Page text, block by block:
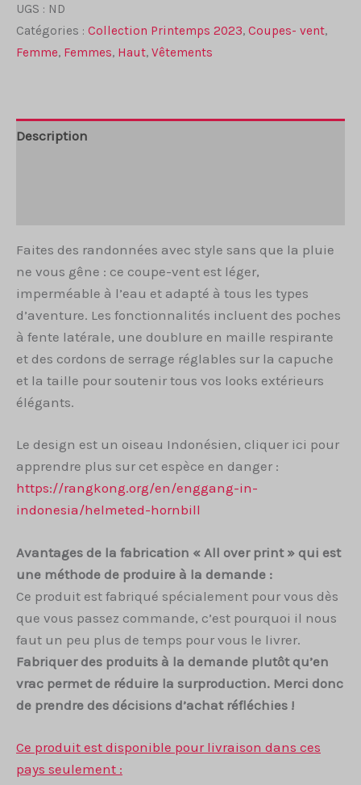
print
coupe-
vent
Rangkong
UGS : ND
Catégories : Collection Printemps 2023, Coupes- vent,
Femme, Femmes, Haut, Vêtements
Description
Faites des randonnées avec style sans que la pluie
ne vous gêne : ce coupe-vent est léger,
imperméable à l’eau et adapté à tous les types
d’aventure. Les fonctionnalités incluent des poches
à fente latérale, une doublure en maille respirante
et des cordons de serrage réglables sur la capuche
et la taille pour soutenir tous vos looks extérieurs
élégants.
Le design est un oiseau Indonésien, cliquer ici pour
apprendre plus sur cet espèce en danger :
https://rangkong.org/en/enggang-in-
indonesia/helmeted-hornbill
Avantages de la fabrication « All over print » qui est
une méthode de produire à la demande :
Ce produit est fabriqué spécialement pour vous dès
que vous passez commande, c’est pourquoi il nous
faut un peu plus de temps pour vous le livrer.
Fabriquer des produits à la demande plutôt qu’en
vrac permet de réduire la surproduction. Merci donc
de prendre des décisions d’achat réfléchies !
Ce produit est disponible pour livraison dans ces
pays seulement :